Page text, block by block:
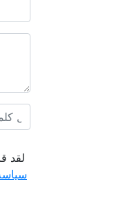
لقد